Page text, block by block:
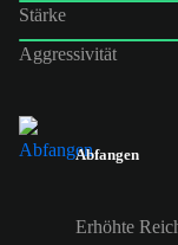
Stärke
Aggressivität
Abfangen
Erhöhte